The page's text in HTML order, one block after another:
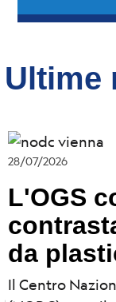
Ultime
28/07/2026
L'OGS
da
Il Centro